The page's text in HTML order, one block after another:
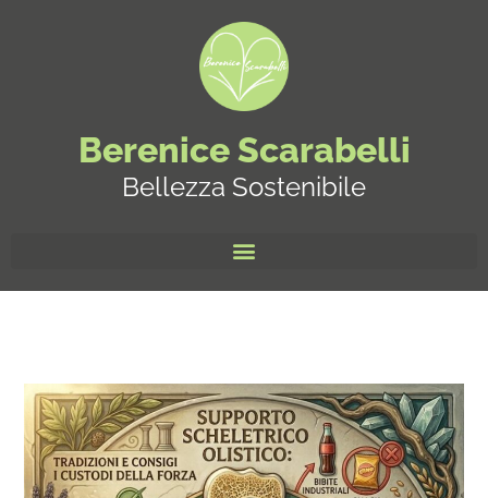
Berenice Scarabelli
Bellezza Sostenibile